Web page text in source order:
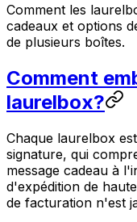
Comment les
cadeaux et options
de plusieurs boîtes.
Comment
laurelbox?
Chaque laurelbox
signature, qui
message cadeau à
d'expédition de
de facturation n'est